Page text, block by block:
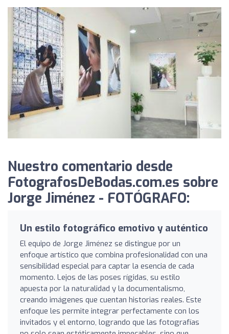
Nuestro comentario desde
FotografosDeBodas.com.es sobre
Jorge Jiménez - FOTÓGRAFO:
Un estilo fotográfico emotivo y auténtico
El equipo de Jorge Jiménez se distingue por un
enfoque artístico que combina profesionalidad con una
sensibilidad especial para captar la esencia de cada
momento. Lejos de las poses rígidas, su estilo
apuesta por la naturalidad y la documentalismo,
creando imágenes que cuentan historias reales. Este
enfoque les permite integrar perfectamente con los
invitados y el entorno, logrando que las fotografías